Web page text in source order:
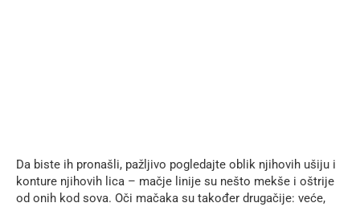
Da biste ih pronašli, pažljivo pogledajte oblik njihovih ušiju i
konture njihovih lica – mačje linije su nešto mekše i oštrije
od onih kod sova. Oči mačaka su također drugačije: veće,